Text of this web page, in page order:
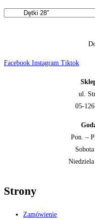
Facebook Instagram Tiktok
ul.
05-
Pon. –
Strony
Zamówienie